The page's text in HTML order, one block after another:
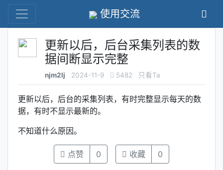
使用交流
更新以后，后台采集列表的数
据间断显示完整
njm2lj 2024-11-9 5482 只看Ta
更新以后，后台的采集列表，有时完整显示每天的数
据，有时不显示最新的。
不知道什么原因。
点赞 0 收藏 0